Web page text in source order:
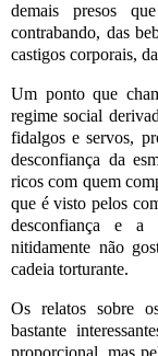
demais presos
contrabando, das
castigos corporais,
Um ponto que
regime social
fidalgos e servos,
desconfiança da
ricos com quem
que é visto pelos
desconfiança e a
nitidamente não
cadeia torturante.
Os relatos sobre
bastante